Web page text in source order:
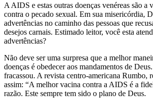
A AIDS e estas outras doenças venéreas são a
contra o pecado sexual. Em sua misericórdia,
advertências no caminho das pessoas que
desejos carnais. Estimado leitor, você esta
advertências?
Não deve ser uma surpresa que a melhor
doenças é obedecer aos mandamentos de
fracassou. A revista centro-americana Rumbo,
assim: “A melhor vacina contra a AIDS é a
razão. Este sempre tem sido o plano de Deus.